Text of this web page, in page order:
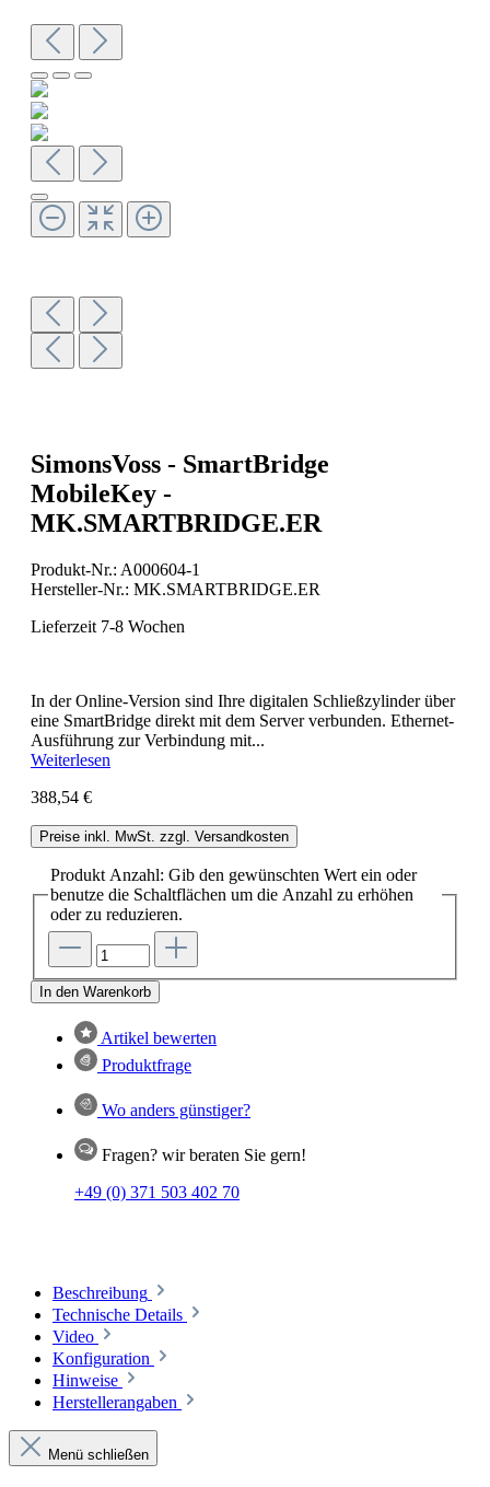
SimonsVoss - SmartBridge
MobileKey -
MK.SMARTBRIDGE.ER
Produkt-Nr.: A000604-1
Hersteller-Nr.: MK.SMARTBRIDGE.ER
Lieferzeit 7-8 Wochen
In der Online-Version sind Ihre digitalen Schließzylinder über
eine SmartBridge direkt mit dem Server verbunden. Ethernet-
Ausführung zur Verbindung mit...
Weiterlesen
388,54 €
Preise inkl. MwSt. zzgl. Versandkosten
Produkt Anzahl: Gib den gewünschten Wert ein oder
benutze die Schaltflächen um die Anzahl zu erhöhen
oder zu reduzieren.
In den Warenkorb
Artikel bewerten
Produktfrage
Wo anders günstiger?
Fragen? wir beraten Sie gern!
+49 (0) 371 503 402 70
Beschreibung
Technische Details
Video
Konfiguration
Hinweise
Herstellerangaben
Menü schließen